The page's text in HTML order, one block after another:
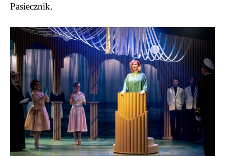
Pasiecznik.